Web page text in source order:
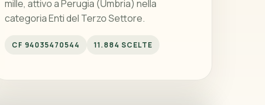
mille, attivo a Perugia (Umbria) nella
categoria Enti del Terzo Settore.
CF 94035470544 11.884 SCELTE